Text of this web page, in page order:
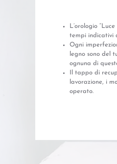
L’orologio
tempi indicativi
Ogni
legno sono del
ognuna di
Il tappo di
lavorazione, i
operato.